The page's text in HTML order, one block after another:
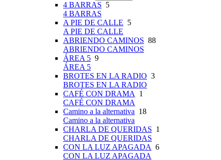
4 BARRAS 5
4 BARRAS
A PIE DE CALLE 5
A PIE DE CALLE
ABRIENDO CAMINOS 88
ABRIENDO CAMINOS
ÁREA 5 9
ÁREA 5
BROTES EN LA RADIO 3
BROTES EN LA RADIO
CAFÉ CON DRAMA 1
CAFÉ CON DRAMA
Camino a la alternativa 18
Camino a la alternativa
CHARLA DE QUERIDAS 1
CHARLA DE QUERIDAS
CON LA LUZ APAGADA 6
CON LA LUZ APAGADA